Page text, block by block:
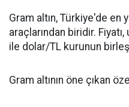
Gram altın, Türkiye'de en
araçlarından biridir.
ile dolar/TL kurunun
Gram altının öne çıkan